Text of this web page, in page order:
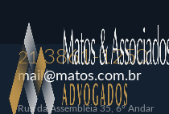
213861-1250
mail@matos.com.br
Rua da Assembléia 35, 6º Andar